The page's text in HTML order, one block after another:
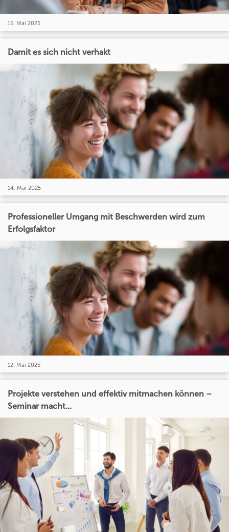
15. Mai 2025
Damit es sich nicht verhakt
14. Mai 2025
Professioneller Umgang mit Beschwerden wird zum
Erfolgsfaktor
12. Mai 2025
Projekte verstehen und effektiv mitmachen können –
Seminar macht...